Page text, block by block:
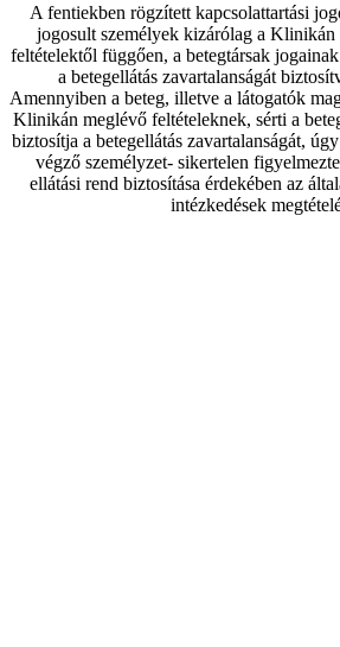
A fentiekben rögzített kapcsolattartási
jogosult személyek kizárólag a
feltételektől függően, a betegtársak
a betegellátás zavartalanságát
Amennyiben a beteg, illetve a látogatók
Klinikán meglévő feltételeknek, sérti a
biztosítja a betegellátás zavartalanságát,
végző személyzet- sikertelen
ellátási rend biztosítása érdekében az
intézkedések